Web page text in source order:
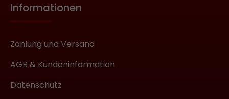
Informationen
Zahlung und Versand
AGB & Kundeninformation
Datenschutz